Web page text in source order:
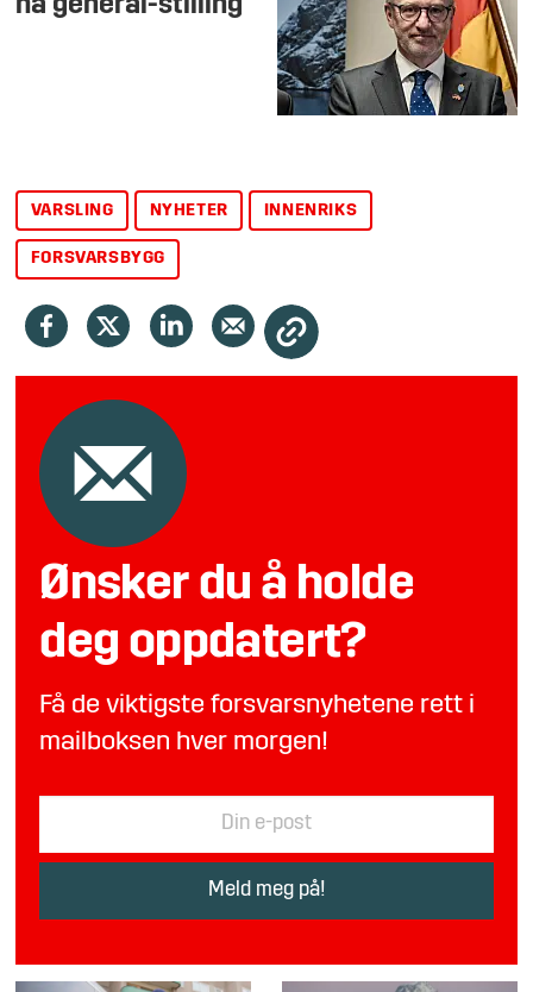
ha general-stilling
VARSLING NYHETER INNENRIKS
FORSVARSBYGG
Ønsker du å holde
deg oppdatert?
Få de viktigste forsvarsnyhetene rett i
mailboksen hver morgen!